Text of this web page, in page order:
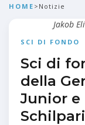
HOME > Notizie
SCI DI FONDO
Sci di
della
Junior e
Jakob